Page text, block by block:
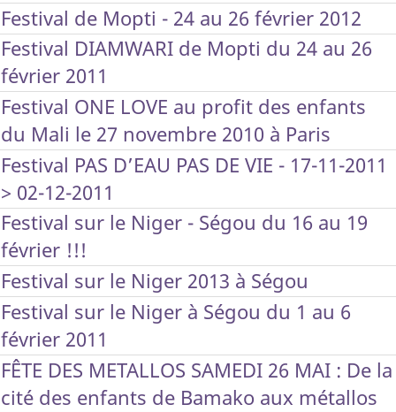
Festival de Mopti - 24 au 26 février 2012
Festival DIAMWARI de Mopti du 24 au 26
février 2011
Festival ONE LOVE au profit des enfants
du Mali le 27 novembre 2010 à Paris
Festival PAS D’EAU PAS DE VIE - 17-11-2011
> 02-12-2011
Festival sur le Niger - Ségou du 16 au 19
février !!!
Festival sur le Niger 2013 à Ségou
Festival sur le Niger à Ségou du 1 au 6
février 2011
FÊTE DES METALLOS SAMEDI 26 MAI : De la
cité des enfants de Bamako aux métallos